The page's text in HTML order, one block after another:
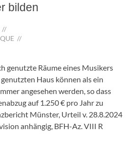
bilden
//
//
genutzte Räume eines Musikers
Haus können als ein
angesehen werden, so dass
auf 1.250 € pro Jahr zu
Münster, Urteil v. 28.8.2024
anhängig, BFH-Az. VIII R